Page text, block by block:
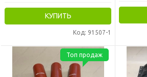
КУПИТЬ
Код: 91507-1
Топ продаж